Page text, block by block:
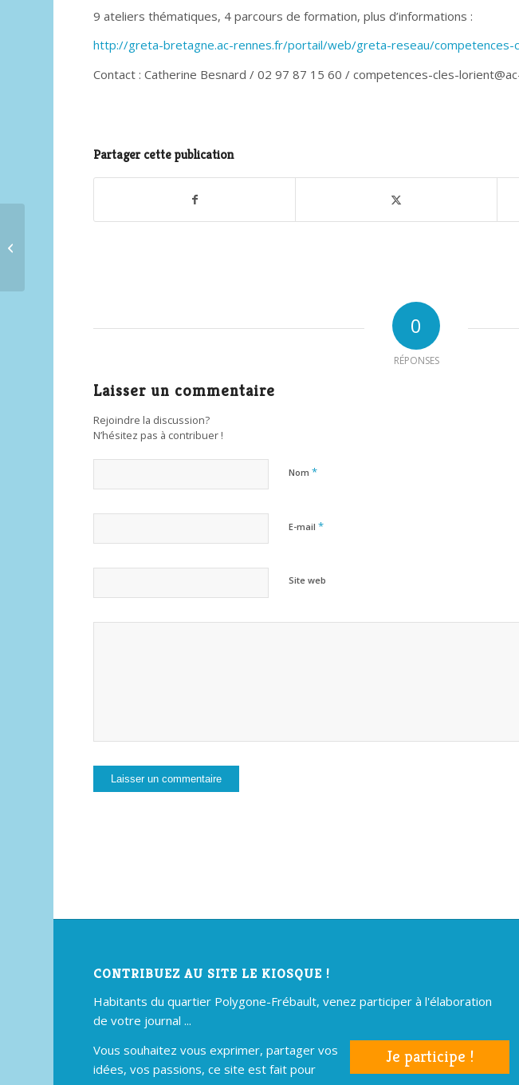
9 ateliers thématiques, 4 parcours de formation, plus d’informations :
http://greta-bretagne.ac-rennes.fr/portail/web/greta-reseau/competences-
Contact : Catherine Besnard / 02 97 87 15 60 / competences-cles-
Partager cette publication
0
RÉPONSES
Laisser un commentaire
Rejoindre la discussion?
N’hésitez pas à contribuer !
Nom*
E-mail*
Site web
CONTRIBUEZ AU SITE LE KIOSQUE !
Habitants du quartier Polygone-Frébault, venez participer à l'élaboration
de votre journal ...
Je participe !
Vous souhaitez vous exprimer, partager vos
idées, vos passions, ce site est fait pour